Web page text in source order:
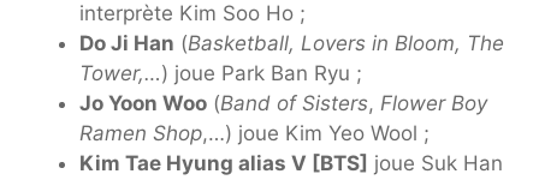
interprète Kim Soo Ho ;
Do Ji Han (Basketball, Lovers in Bloom, The
Tower,…) joue Park Ban Ryu ;
Jo Yoon Woo (Band of Sisters, Flower Boy
Ramen Shop,…) joue Kim Yeo Wool ;
Kim Tae Hyung alias V [BTS] joue Suk Han